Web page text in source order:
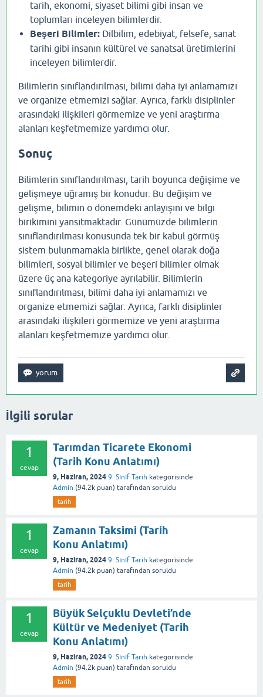
tarih, ekonomi, siyaset bilimi gibi insan ve
toplumları inceleyen bilimlerdir.
Beşeri Bilimler: Dilbilim, edebiyat, felsefe, sanat
tarihi gibi insanın kültürel ve sanatsal üretimlerini
inceleyen bilimlerdir.
Bilimlerin sınıflandırılması, bilimi daha iyi anlamamızı
ve organize etmemizi sağlar. Ayrıca, farklı disiplinler
arasındaki ilişkileri görmemize ve yeni araştırma
alanları keşfetmemize yardımcı olur.
Sonuç
Bilimlerin sınıflandırılması, tarih boyunca değişime ve
gelişmeye uğramış bir konudur. Bu değişim ve
gelişme, bilimin o dönemdeki anlayışını ve bilgi
birikimini yansıtmaktadır. Günümüzde bilimlerin
sınıflandırılması konusunda tek bir kabul görmüş
sistem bulunmamakla birlikte, genel olarak doğa
bilimleri, sosyal bilimler ve beşeri bilimler olmak
üzere üç ana kategoriye ayrılabilir. Bilimlerin
sınıflandırılması, bilimi daha iyi anlamamızı ve
organize etmemizi sağlar. Ayrıca, farklı disiplinler
arasındaki ilişkileri görmemize ve yeni araştırma
alanları keşfetmemize yardımcı olur.
İlgili sorular
1
cevap
Tarımdan Ticarete Ekonomi
(Tarih Konu Anlatımı)
9, Haziran, 2024 9. Sınıf Tarih kategorisinde
Admin (94.2k puan) tarafından soruldu
tarih
1
cevap
Zamanın Taksimi (Tarih
Konu Anlatımı)
9, Haziran, 2024 9. Sınıf Tarih kategorisinde
Admin (94.2k puan) tarafından soruldu
tarih
1
cevap
Büyük Selçuklu Devleti’nde
Kültür ve Medeniyet (Tarih
Konu Anlatımı)
9, Haziran, 2024 9. Sınıf Tarih kategorisinde
Admin (94.2k puan) tarafından soruldu
tarih